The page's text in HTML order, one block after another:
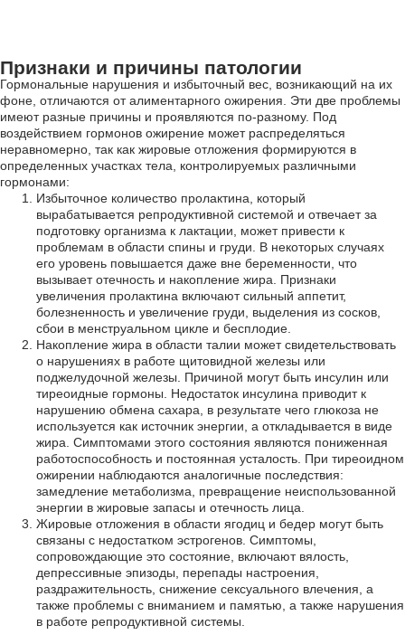
Признаки и причины патологии
Гормональные нарушения и избыточный вес, возникающий на их
фоне, отличаются от алиментарного ожирения. Эти две проблемы
имеют разные причины и проявляются по-разному. Под
воздействием гормонов ожирение может распределяться
неравномерно, так как жировые отложения формируются в
определенных участках тела, контролируемых различными
гормонами:
Избыточное количество пролактина, который
вырабатывается репродуктивной системой и отвечает за
подготовку организма к лактации, может привести к
проблемам в области спины и груди. В некоторых случаях
его уровень повышается даже вне беременности, что
вызывает отечность и накопление жира. Признаки
увеличения пролактина включают сильный аппетит,
болезненность и увеличение груди, выделения из сосков,
сбои в менструальном цикле и бесплодие.
Накопление жира в области талии может свидетельствовать
о нарушениях в работе щитовидной железы или
поджелудочной железы. Причиной могут быть инсулин или
тиреоидные гормоны. Недостаток инсулина приводит к
нарушению обмена сахара, в результате чего глюкоза не
используется как источник энергии, а откладывается в виде
жира. Симптомами этого состояния являются пониженная
работоспособность и постоянная усталость. При тиреоидном
ожирении наблюдаются аналогичные последствия:
замедление метаболизма, превращение неиспользованной
энергии в жировые запасы и отечность лица.
Жировые отложения в области ягодиц и бедер могут быть
связаны с недостатком эстрогенов. Симптомы,
сопровождающие это состояние, включают вялость,
депрессивные эпизоды, перепады настроения,
раздражительность, снижение сексуального влечения, а
также проблемы с вниманием и памятью, а также нарушения
в работе репродуктивной системы.